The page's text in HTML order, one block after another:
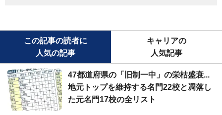
この記事の読者に
人気の記事
キャリアの
人気記事
47都道府県の「旧制一中」の栄枯盛衰...
地元トップを維持する名門22校と凋落し
た元名門17校の全リスト